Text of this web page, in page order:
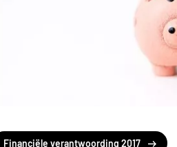
Financiële verantwoording 2017